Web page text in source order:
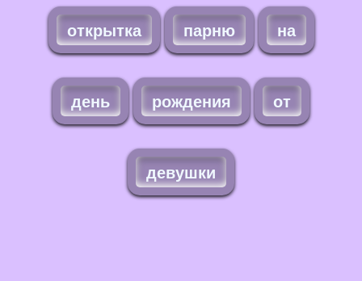
открытка парню на
день рождения от
девушки